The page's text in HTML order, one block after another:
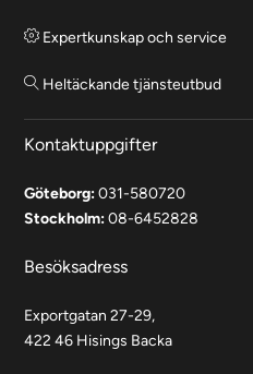
Expertkunskap och service
Heltäckande tjänsteutbud
Kontaktuppgifter
Göteborg:031-580720
Stockholm:08-6452828
Besöksadress
Exportgatan 27-29,
422 46 Hisings Backa